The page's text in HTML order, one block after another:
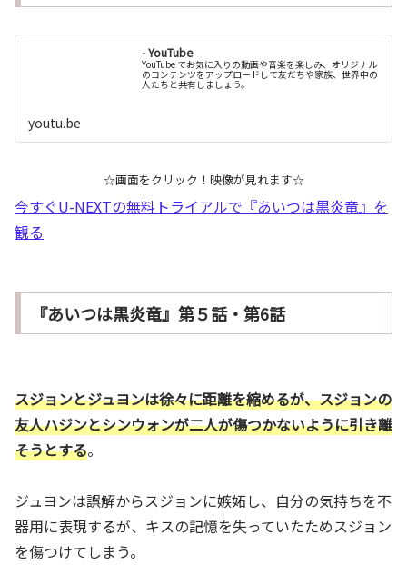
- YouTube
YouTube でお気に入りの動画や音楽を楽しみ、オリジナル
のコンテンツをアップロードして友だちや家族、世界中の
人たちと共有しましょう。
youtu.be
☆画面をクリック！映像が見れます☆
今すぐU-NEXTの無料トライアルで『あいつは黒炎竜』を
観る
『あいつは黒炎竜』第５話・第6話
スジョンとジュヨンは徐々に距離を縮めるが、スジョンの
友人ハジンとシンウォンが二人が傷つかないように引き離
そうとする。
ジュヨンは誤解からスジョンに嫉妬し、自分の気持ちを不
器用に表現するが、キスの記憶を失っていたためスジョン
を傷つけてしまう。